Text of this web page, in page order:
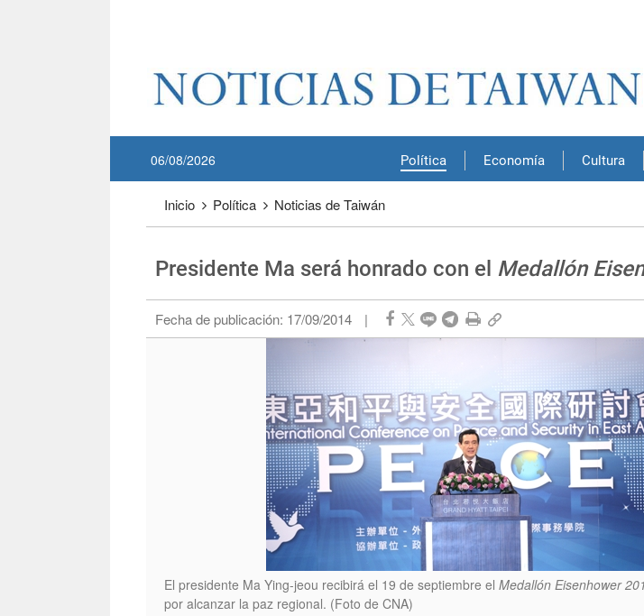
Política Economía Cultura
06/08/2026
Inicio Política Noticias de Taiwán
Presidente Ma será honrado con el Medallón
Fecha de publicación: 17/09/2014 |
El presidente Ma Ying-jeou recibirá el 19 de septiembre el Medallón Eisenhower
por alcanzar la paz regional. (Foto de CNA)